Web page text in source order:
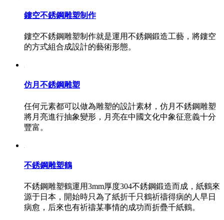
鏤空不銹鋼雕塑制作
鏤空不銹鋼雕塑制作就是運用不銹鋼鍛造工藝，將鏤空
的方式組合成設計的藝術形態。
仿月不銹鋼雕塑
任何元素都可以做為雕塑的設計素材，仿月不銹鋼雕塑
將月亮進行抽象變形，月亮在中國文化中象征意義十分
豐富。
不銹鋼雕塑鶴
不銹鋼雕塑鶴運用3mm厚度304不銹鋼鍛造而成，紙鶴來
源于日本，開始時只為了紙折千只鶴祈禱得病的人早日
病愈，后來也有祈禱某事情的成功而折疊千紙鶴。